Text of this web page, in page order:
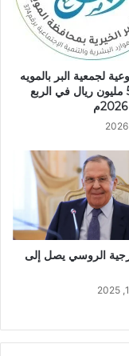
لجمعية البر بالمويه
تتجاوز 5.6 مليون ريال في الربع
الروسي يصل إلى